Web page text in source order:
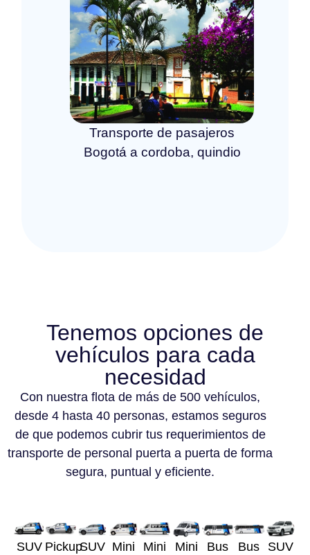
Transporte de pasajeros
Bogotá a cordoba, quindio
Tenemos opciones de
vehículos para cada
necesidad
Con nuestra flota de más de 500 vehículos,
desde 4 hasta 40 personas, estamos seguros
de que podemos cubrir tus requerimientos de
transporte de personal puerta a puerta de forma
segura, puntual y eficiente.
SUV PickupSUV Mini
Mini
Mini
Bus
Bus
SUV